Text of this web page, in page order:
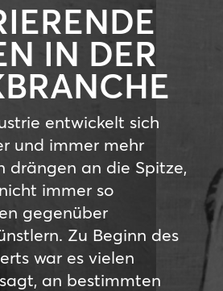
IN DER
entwickelt sich
und immer mehr
drängen an die Spitze,
immer so
gegenüber
Zu Beginn des
war es vielen
an bestimmten